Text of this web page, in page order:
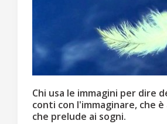
Chi usa le immagini per dire
conti con l'immaginare, che
che prelude ai sogni.